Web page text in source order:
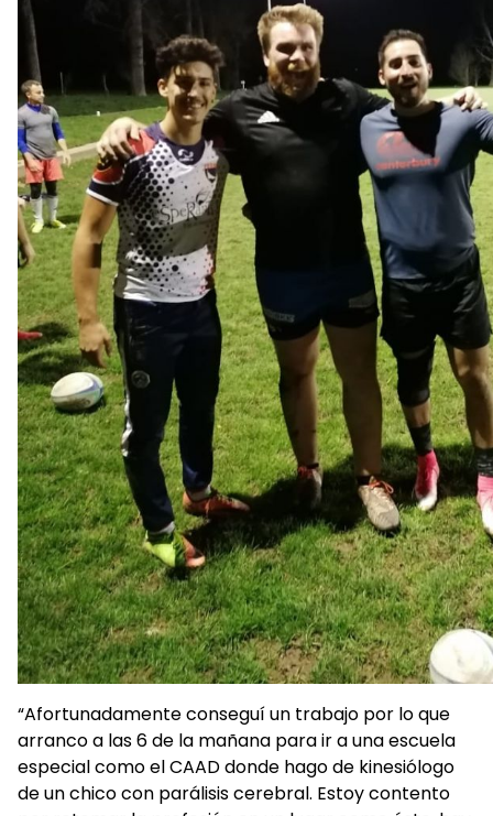
“Afortunadamente conseguí un trabajo por lo que
arranco a las 6 de la mañana para ir a una escuela
especial como el CAAD donde hago de kinesiólogo
de un chico con parálisis cerebral. Estoy contento